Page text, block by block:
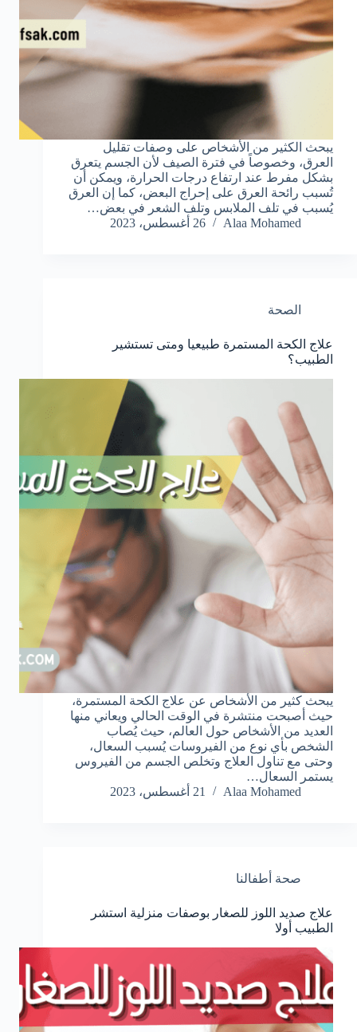
يبحث الكثير من الأشخاص على وصفات تقليل
العرق، وخصوصاً في فترة الصيف لأن الجسم يتعرق
بشكل مفرط عند ارتفاع درجات الحرارة، ويمكن أن
تُسبب رائحة العرق على إحراج البعض، كما إن العرق
يُسبب في تلف الملابس وتلف الشعر في بعض…
Alaa Mohamed
26 أغسطس، 2023
الصحة
علاج الكحة المستمرة طبيعيا ومتى تستشير
الطبيب؟
يبحث كثير من الأشخاص عن علاج الكحة المستمرة،
حيث أصبحت منتشرة في الوقت الحالي ويعاني منها
العديد من الأشخاص حول العالم، حيث يُصاب
الشخص بأي نوع من الفيروسات يُسبب السعال،
وحتى مع تناول العلاج وتخلص الجسم من الفيروس
يستمر السعال…
Alaa Mohamed
21 أغسطس، 2023
صحة أطفالنا
علاج صديد اللوز للصغار بوصفات منزلية استشر
الطبيب أولا